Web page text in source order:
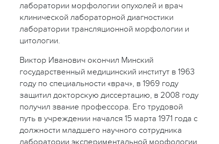
лаборатории морфологии опухолей и врач
клинической лабораторной диагностики
лаборатории трансляционной морфологии и
цитологии.
Виктор Иванович окончил Минский
государственный медицинский институт в 1963
году по специальности «врач», в 1969 году
защитил докторскую диссертацию, в 2008 году
получил звание профессора. Его трудовой
путь в учреждении начался 15 марта 1971 года с
должности младшего научного сотрудника
лаборатории экспериментальной морфологии